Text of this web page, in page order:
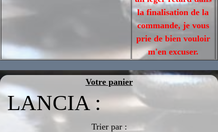
la finalisation de la
commande, je vous
prie de bien vouloir
m'en excuser.
Votre panier
LANCIA :
Trier par :